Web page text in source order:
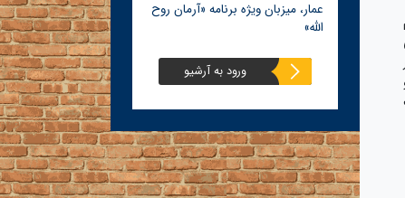
عمار، میزبان ویژه برنامه «آرمان روح
الله»
ورود به آرشیو